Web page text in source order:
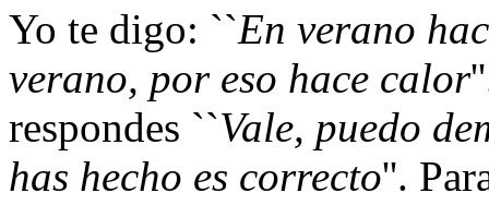
Yo te digo: ``En verano
verano, por eso hace calor
respondes ``Vale, puedo
has hecho es correcto''.